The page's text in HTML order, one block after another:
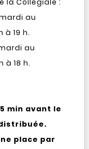
la Collégiale :
au
à 19 h.
au
à 18 h.
min avant le
place par